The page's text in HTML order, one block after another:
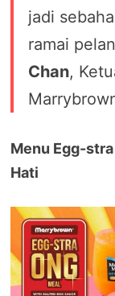
jadi
ramai
Chan,
Menu Egg-
Hati